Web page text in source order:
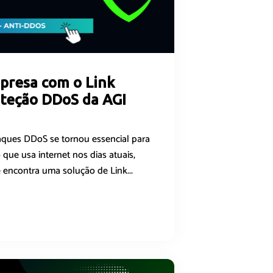
com o Link
DDoS da AGI
DDoS se tornou essencial para
usa internet nos dias atuais,
uma solução de Link...